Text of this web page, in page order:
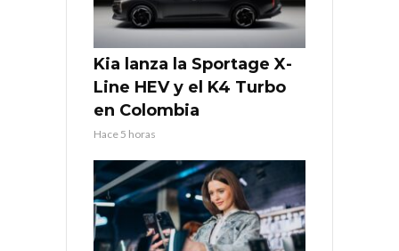
Kia lanza la Sportage X-
Line HEV y el K4 Turbo
en Colombia
Hace 5 horas